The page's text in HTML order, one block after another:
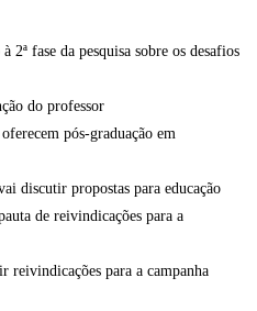
2ª fase da pesquisa sobre os desafios
do professor
pós-graduação em
discutir propostas para educação
de reivindicações para a
reivindicações para a campanha